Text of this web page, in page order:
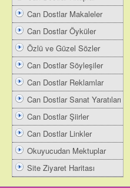
Can Dostlar Makaleler
Can Dostlar Öyküler
Özlü ve Güzel Sözler
Can Dostlar Söyleşiler
Can Dostlar Reklamlar
Can Dostlar Sanat Yaratıları
Can Dostlar Şiirler
Can Dostlar Linkler
Okuyucudan Mektuplar
Site Ziyaret Haritası